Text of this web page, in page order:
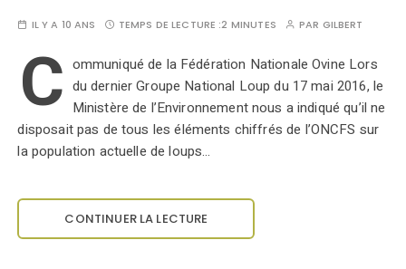
IL Y A 10 ANS TEMPS DE LECTURE :2 MINUTES PAR GILBERT
C ommuniqué de la Fédération Nationale Ovine Lors
du dernier Groupe National Loup du 17 mai 2016, le
Ministère de l’Environnement nous a indiqué qu’il ne
disposait pas de tous les éléments chiffrés de l’ONCFS sur
la population actuelle de loups…
CONTINUER LA LECTURE